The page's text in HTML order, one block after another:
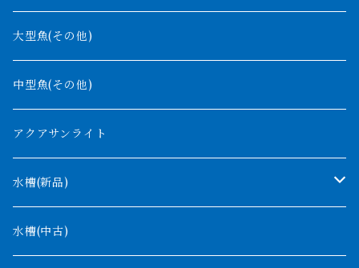
バンジャール
ギニア
ナイジェリア
コンギクス
オルナティピンニス
コンゴ
タンガニーカ
ウィークシー
モケレンベンベ
デルヘッジ
大型魚(その他)
中型魚(その他)
アクアサンライト
水槽(新品)
1200mm以下
水槽(中古)